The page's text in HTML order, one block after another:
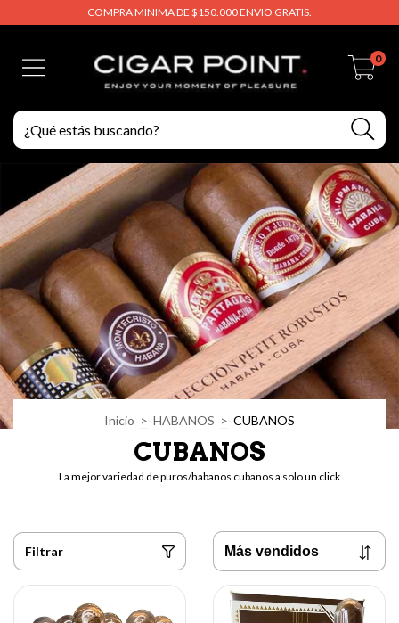
COMPRA MINIMA DE $150.000 ENVIO GRATIS.
0
Inicio > HABANOS > CUBANOS
CUBANOS
La mejor variedad de puros/habanos cubanos a solo un click
Filtrar